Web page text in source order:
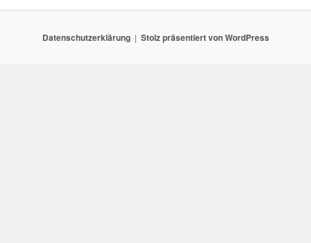
Datenschutzerklärung Stolz präsentiert von WordPress